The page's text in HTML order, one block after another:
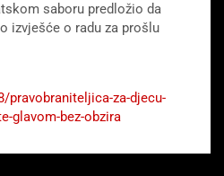
saboru predložio da
izvješće o radu za prošlu
pravobraniteljica-za-djecu-
glavom-bez-obzira